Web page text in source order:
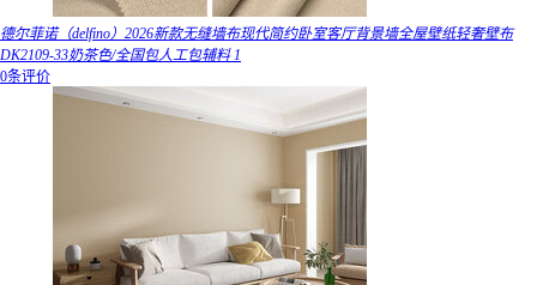
德尔菲诺（delfino）2026新款无缝墙布现代简约卧室客厅背景墙全屋壁纸轻奢壁布
DK2109-33奶茶色/全国包人工包辅料 1
0条评价